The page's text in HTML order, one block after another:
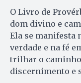
O Livro de
dom divino e
Ela se manifesta
verdade e na fé
trilhar o
discernimento e